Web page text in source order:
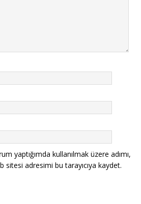
yaptığımda kullanılmak üzere adımı,
adresimi bu tarayıcıya kaydet.